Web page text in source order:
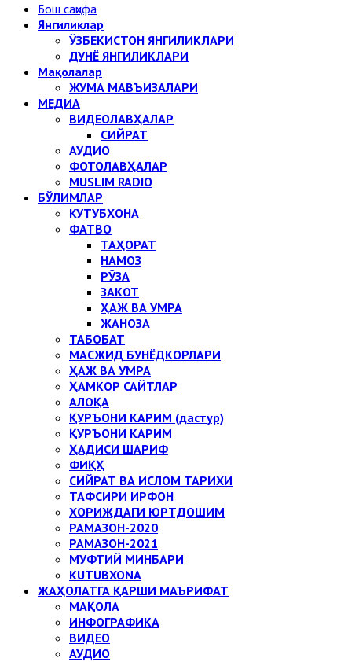
Бош саҳифа
Янгиликлар
ЎЗБЕКИСТОН ЯНГИЛИКЛАРИ
ДУНЁ ЯНГИЛИКЛАРИ
Мақолалар
ЖУМА МАВЪИЗАЛАРИ
МЕДИА
ВИДЕОЛАВҲАЛАР
СИЙРАТ
АУДИО
ФОТОЛАВҲАЛАР
MUSLIM RADIO
БЎЛИМЛАР
КУТУБХОНА
ФАТВО
ТАҲОРАТ
НАМОЗ
РЎЗА
ЗАКОТ
ҲАЖ ВА УМРА
ЖАНОЗА
ТАБОБАТ
МАСЖИД БУНЁДКОРЛАРИ
ҲАЖ ВА УМРА
ҲАМКОР САЙТЛАР
АЛОҚА
ҚУРЪОНИ КАРИМ (дастур)
ҚУРЪОНИ КАРИМ
ҲАДИСИ ШАРИФ
ФИҚҲ
СИЙРАТ ВА ИСЛОМ ТАРИХИ
ТАФСИРИ ИРФОН
ХОРИЖДАГИ ЮРТДОШИМ
РАМАЗОН-2020
РАМАЗОН-2021
МУФТИЙ МИНБАРИ
KUTUBXONA
ЖАҲОЛАТГА ҚАРШИ МАЪРИФАТ
МАҚОЛА
ИНФОГРАФИКА
ВИДЕО
АУДИО